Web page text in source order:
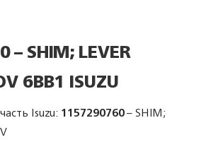
SHIM; LEVER
6BB1 ISUZU
Isuzu: 1157290760– SHIM;